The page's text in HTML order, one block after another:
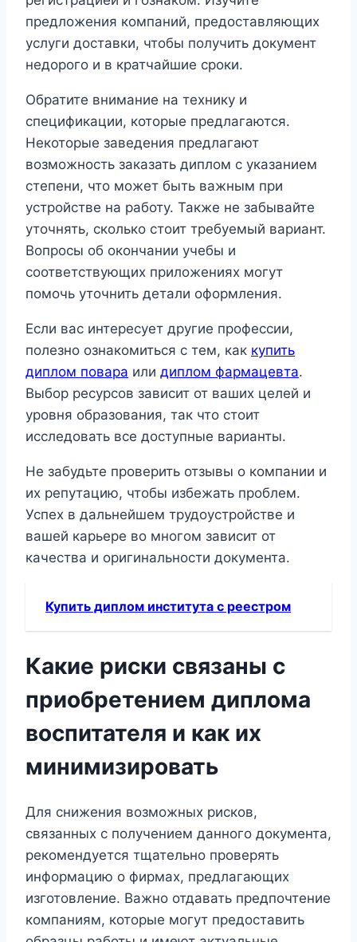
предложения компаний, предоставляющих
услуги доставки, чтобы получить документ
недорого и в кратчайшие сроки.
Обратите внимание на технику и
спецификации, которые предлагаются.
Некоторые заведения предлагают
возможность заказать диплом с указанием
степени, что может быть важным при
устройстве на работу. Также не забывайте
уточнять, сколько стоит требуемый вариант.
Вопросы об окончании учебы и
соответствующих приложениях могут
помочь уточнить детали оформления.
Если вас интересует другие профессии,
полезно ознакомиться с тем, как купить
диплом повара или диплом фармацевта.
Выбор ресурсов зависит от ваших целей и
уровня образования, так что стоит
исследовать все доступные варианты.
Не забудьте проверить отзывы о компании и
их репутацию, чтобы избежать проблем.
Успех в дальнейшем трудоустройстве и
вашей карьере во многом зависит от
качества и оригинальности документа.
Купить диплом института с реестром
Какие риски связаны с
приобретением диплома
воспитателя и как их
минимизировать
Для снижения возможных рисков,
связанных с получением данного документа,
рекомендуется тщательно проверять
информацию о фирмах, предлагающих
изготовление. Важно отдавать предпочтение
компаниям, которые могут предоставить